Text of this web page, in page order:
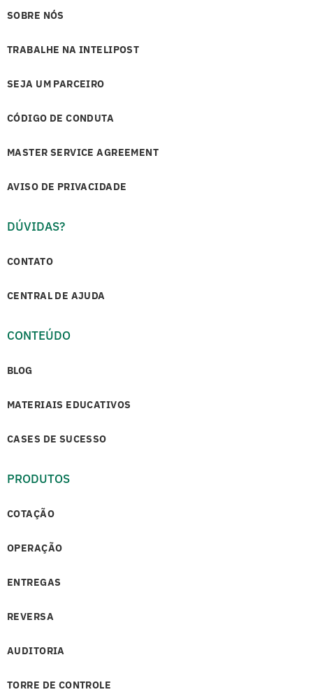
SOBRE NÓS
TRABALHE NA INTELIPOST
SEJA UM PARCEIRO
CÓDIGO DE CONDUTA
MASTER SERVICE AGREEMENT
AVISO DE PRIVACIDADE
DÚVIDAS?
CONTATO
CENTRAL DE AJUDA
CONTEÚDO
BLOG
MATERIAIS EDUCATIVOS
CASES DE SUCESSO
PRODUTOS
COTAÇÃO
OPERAÇÃO
ENTREGAS
REVERSA
AUDITORIA
TORRE DE CONTROLE